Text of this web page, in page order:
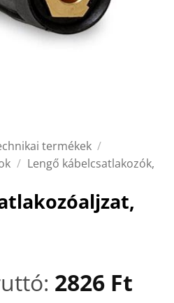
termékek /
/ Lengő kábelcsatlakozók,
2826 Ft